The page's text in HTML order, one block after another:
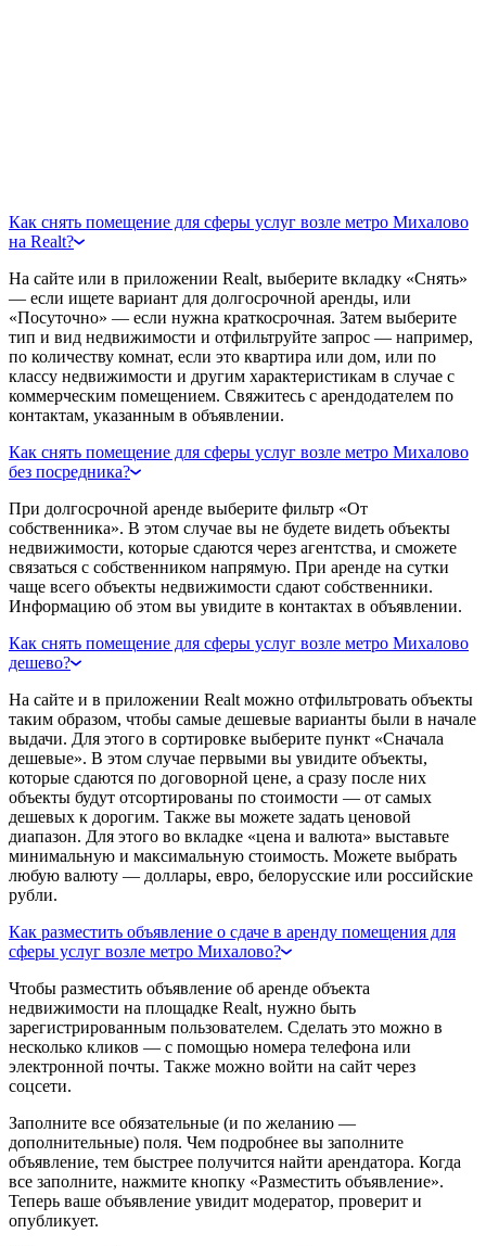
Как снять помещение для сферы услуг возле метро Михалово
на Realt?
На сайте или в приложении Realt, выберите вкладку «Снять»
— если ищете вариант для долгосрочной аренды, или
«Посуточно» — если нужна краткосрочная. Затем выберите
тип и вид недвижимости и отфильтруйте запрос — например,
по количеству комнат, если это квартира или дом, или по
классу недвижимости и другим характеристикам в случае с
коммерческим помещением. Свяжитесь с арендодателем по
контактам, указанным в объявлении.
Как снять помещение для сферы услуг возле метро Михалово
без посредника?
При долгосрочной аренде выберите фильтр «От
собственника». В этом случае вы не будете видеть объекты
недвижимости, которые сдаются через агентства, и сможете
связаться с собственником напрямую. При аренде на сутки
чаще всего объекты недвижимости сдают собственники.
Информацию об этом вы увидите в контактах в объявлении.
Как снять помещение для сферы услуг возле метро Михалово
дешево?
На сайте и в приложении Realt можно отфильтровать объекты
таким образом, чтобы самые дешевые варианты были в начале
выдачи. Для этого в сортировке выберите пункт «Сначала
дешевые». В этом случае первыми вы увидите объекты,
которые сдаются по договорной цене, а сразу после них
объекты будут отсортированы по стоимости — от самых
дешевых к дорогим. Также вы можете задать ценовой
диапазон. Для этого во вкладке «цена и валюта» выставьте
минимальную и максимальную стоимость. Можете выбрать
любую валюту — доллары, евро, белорусские или российские
рубли.
Как разместить объявление о сдаче в аренду помещения для
сферы услуг возле метро Михалово?
Чтобы разместить объявление об аренде объекта
недвижимости на площадке Realt, нужно быть
зарегистрированным пользователем. Сделать это можно в
несколько кликов — с помощью номера телефона или
электронной почты. Также можно войти на сайт через
соцсети.
Заполните все обязательные (и по желанию —
дополнительные) поля. Чем подробнее вы заполните
объявление, тем быстрее получится найти арендатора. Когда
все заполните, нажмите кнопку «Разместить объявление».
Теперь ваше объявление увидит модератор, проверит и
опубликует.